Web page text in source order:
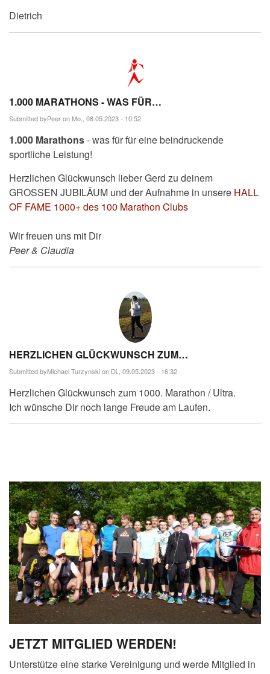
Dietrich
1.000 MARATHONS - WAS FÜR…
Submitted byPeeron Mo., 08.05.2023 - 10:52
1.000 Marathons- was für für eine beindruckende
sportliche Leistung!
Herzlichen Glückwunsch lieber Gerd zu deinem
GROSSEN JUBILÄUM und der Aufnahme in unsere HALL
OF FAME 1000+ des 100 Marathon Clubs
Wir freuen uns mit Dir
Peer & Claudia
HERZLICHEN GLÜCKWUNSCH ZUM…
Submitted byMichael Turzynskion Di., 09.05.2023 - 16:32
Herzlichen Glückwunsch zum 1000. Marathon / Ultra.
Ich wünsche Dir noch lange Freude am Laufen.
JETZT MITGLIED WERDEN!
Unterstütze eine starke Vereinigung und werde Mitglied in